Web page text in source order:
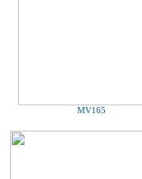
MV165